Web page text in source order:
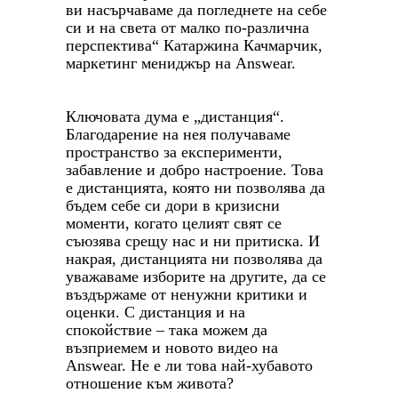
ви насърчаваме да погледнете на себе
си и на света от малко по-различна
перспектива“ Катаржина Качмарчик,
маркетинг мениджър на Answear.
Ключовата дума е „дистанция“.
Благодарение на нея получаваме
пространство за експерименти,
забавление и добро настроение. Това
е дистанцията, която ни позволява да
бъдем себе си дори в кризисни
моменти, когато целият свят се
съюзява срещу нас и ни притиска. И
накрая, дистанцията ни позволява да
уважаваме изборите на другите, да се
въздържаме от ненужни критики и
оценки. С дистанция и на
спокойствие – така можем да
възприемем и новото видео на
Answear. Не е ли това най-хубавото
отношение към живота?